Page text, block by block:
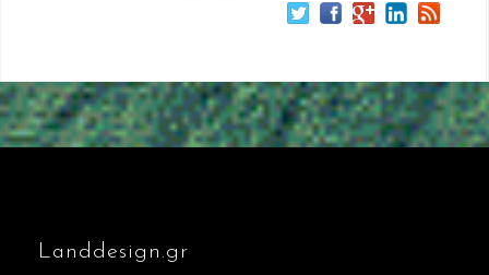
Landdesign.gr